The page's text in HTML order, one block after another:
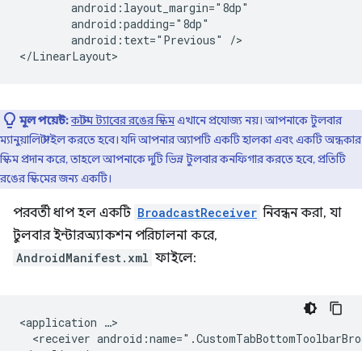
android:text="Previous"
/>
মূল পয়েন্ট:কাস্টম ট্যাবের রঙের স্কিমএখানে প্রযোজ্য নয়। আপনাকে টুলবার
ম্যানুয়ালি স্টাইল করতে হবে। যদি আপনার অ্যাপটি একটি হালকা এবং একটি অন্ধকার
স্কিম প্রদান করে, তাহলে আপনাকে দুটি ভিন্ন টুলবার কনফিগার করতে হবে, প্রতিটি
রঙের স্কিমের জন্য একটি।
পরবর্তী ধাপ হল একটি BroadcastReceiver নিবন্ধন করা, যা
টুলবার ইন্টারঅ্যাকশন পরিচালনা করে,
AndroidManifest.xml ফাইলে:
<application
<receiver